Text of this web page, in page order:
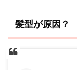
髪型が原因？